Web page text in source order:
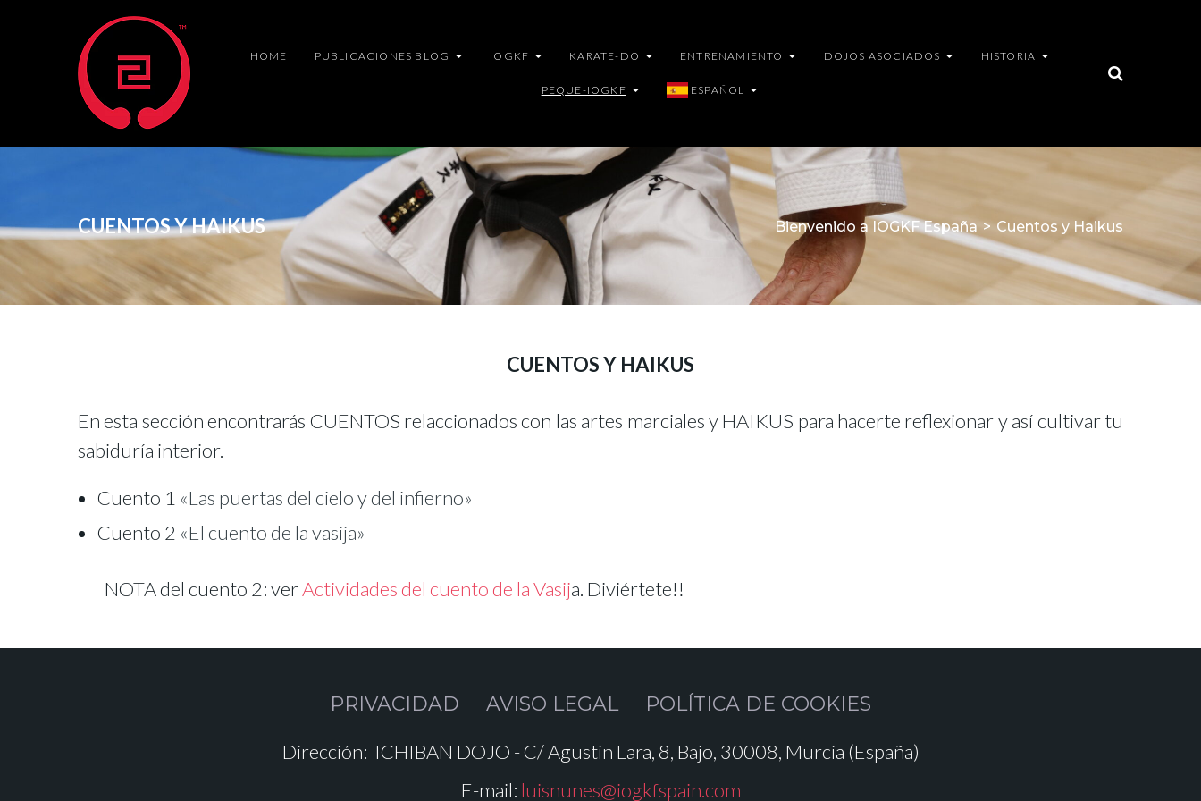
HOME PUBLICACIONES BLOG IOGKF KARATE-DO ENTRENAMIENTO DOJOS ASOCIADOS HISTORIA
PEQUE-IOGKF ESPAÑOL
CUENTOS Y HAIKUS Bienvenido a IOGKF España > Cuentos y Haikus
CUENTOS Y HAIKUS
En esta sección encontrarás CUENTOS relaccionados con las artes marciales y HAIKUS para hacerte reflexionar y así cultivar tu
sabiduría interior.
Cuento 1 «Las puertas del cielo y del infierno»
Cuento 2 «El cuento de la vasija»
NOTA del cuento 2: verActividades del cuento de la Vasija. Diviértete!!
PRIVACIDAD AVISO LEGAL
POLÍTICA DE COOKIES
Dirección: ICHIBAN DOJO - C/ Agustin Lara, 8, Bajo, 30008, Murcia (España)
E-mail: luisnunes@iogkfspain.com